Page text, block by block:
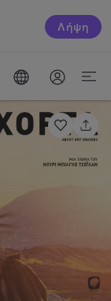
Λήψη